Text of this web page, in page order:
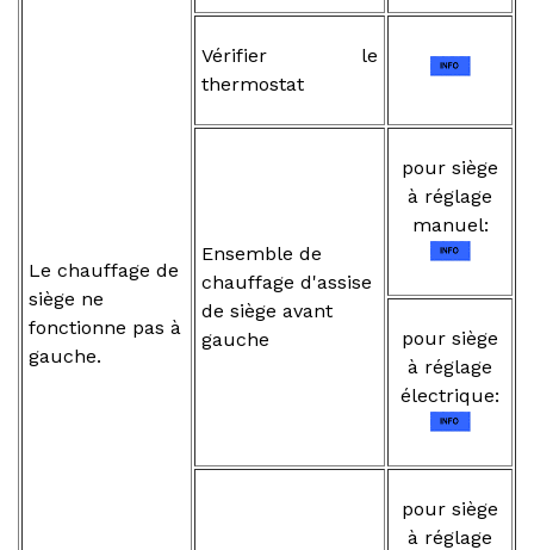
Le chauffage de
siège ne
fonctionne pas à
gauche.
Vérifier le
thermostat
Ensemble de
chauffage d'assise
de siège avant
gauche
pour siège
à réglage
manuel:
pour siège
à réglage
électrique:
pour siège
à réglage